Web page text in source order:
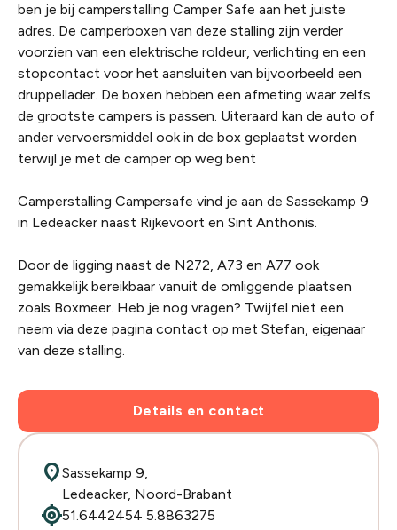
ben je bij camperstalling Camper Safe aan het juiste
adres. De camperboxen van deze stalling zijn verder
voorzien van een elektrische roldeur, verlichting en een
stopcontact voor het aansluiten van bijvoorbeeld een
druppellader. De boxen hebben een afmeting waar zelfs
de grootste campers is passen. Uiteraard kan de auto of
ander vervoersmiddel ook in de box geplaatst worden
terwijl je met de camper op weg bent
Camperstalling Campersafe vind je aan de Sassekamp 9
in Ledeacker naast Rijkevoort en Sint Anthonis.
Door de ligging naast de N272, A73 en A77 ook
gemakkelijk bereikbaar vanuit de omliggende plaatsen
zoals Boxmeer. Heb je nog vragen? Twijfel niet een
neem via deze pagina contact op met Stefan, eigenaar
van deze stalling.
Details en contact
location_onSassekamp 9,
Ledeacker, Noord-Brabant
my_location51.6442454 5.8863275